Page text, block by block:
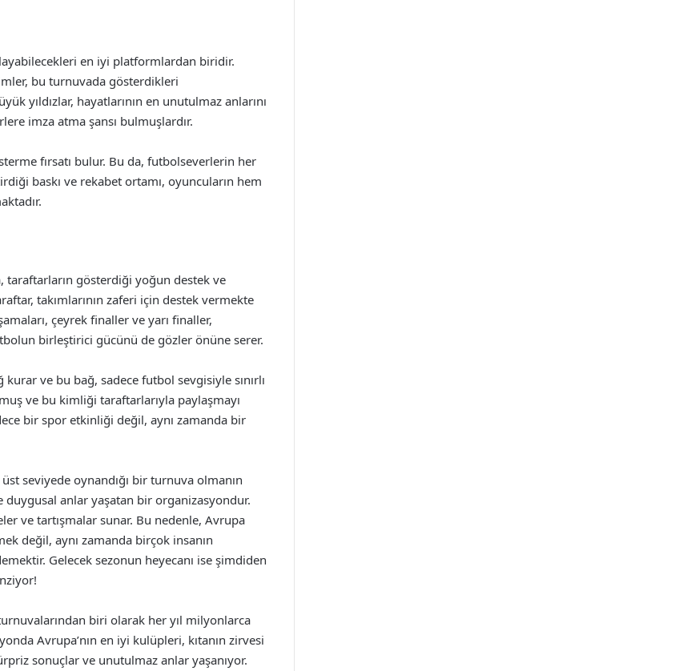
en iyi platformlardan biridir.
bu turnuvada gösterdikleri
yıldızlar, hayatlarının en unutulmaz anlarını
imza atma şansı bulmuşlardır.
fırsatı bulur. Bu da, futbolseverlerin her
baskı ve rekabet ortamı, oyuncuların hem
gösterdiği yoğun destek ve
takımlarının zaferi için destek vermekte
çeyrek finaller ve yarı finaller,
birleştirici gücünü de gözler önüne serer.
ve bu bağ, sadece futbol sevgisiyle sınırlı
ve bu kimliği taraftarlarıyla paylaşmayı
bir spor etkinliği değil, aynı zamanda bir
seviyede oynandığı bir turnuva olmanın
anlar yaşatan bir organizasyondur.
ve tartışmalar sunar. Bu nedenle, Avrupa
değil, aynı zamanda birçok insanın
Gelecek sezonun heyecanı ise şimdiden
biri olarak her yıl milyonlarca
Avrupa’nın en iyi kulüpleri, kıtanın zirvesi
sonuçlar ve unutulmaz anlar yaşanıyor.